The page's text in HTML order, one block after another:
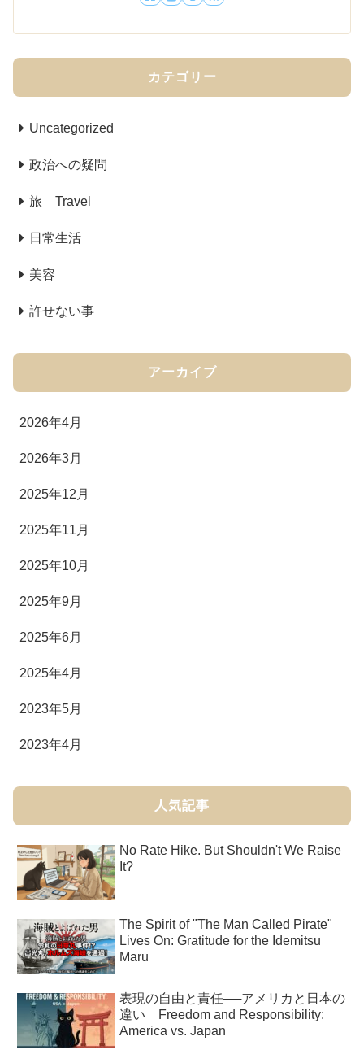
カテゴリー
Uncategorized
政治への疑問
旅 Travel
日常生活
美容
許せない事
アーカイブ
2026年4月
2026年3月
2025年12月
2025年11月
2025年10月
2025年9月
2025年6月
2025年4月
2023年5月
2023年4月
人気記事
No Rate Hike. But Shouldn't We Raise
It?
The Spirit of "The Man Called Pirate"
Lives On: Gratitude for the Idemitsu
Maru
表現の自由と責任──アメリカと日本の
違い Freedom and Responsibility:
America vs. Japan